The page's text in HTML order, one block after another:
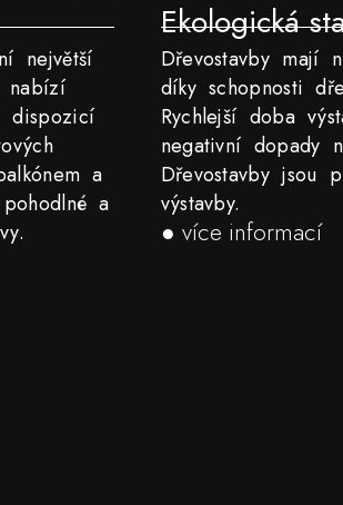
největší
nabízí
dispozicí
a
a
Ekologická
Dřevostavby mají
díky schopnosti
Rychlejší doba
negativní dopady
Dřevostavby jsou
výstavby.
● více informací